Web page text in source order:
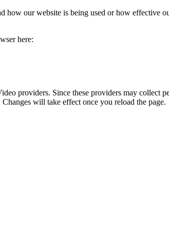
our website is being used or how effective
here:
providers. Since these providers may collect
will take effect once you reload the page.